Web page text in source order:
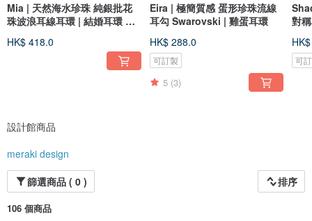
Mia | 天然海水珍珠 純銀批花
珠波浪耳線耳環 | 結婚耳環 新
HK$ 418.0
Eira | 極簡質感 蛋形珍珠流線
耳勾 Swarovski | 雞蛋耳環
HK$ 288.0
可訂製
5 (3)
對
可
設計館商品
meraki design
篩選商品 ( 0 )
排序
106 個商品